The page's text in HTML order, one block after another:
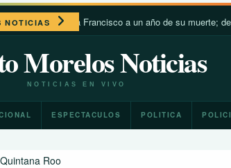
NOTICIASa Francisco a un año de su muerte; destaca su
Morelos Noticias
NOTICIAS EN VIVO
ESPECTACULOS POLITICA
Roo